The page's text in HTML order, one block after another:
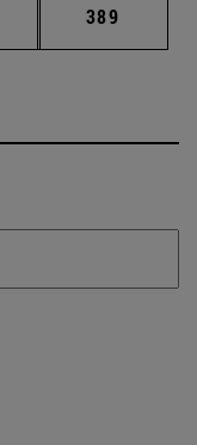
Páginas intermedias
Página
389